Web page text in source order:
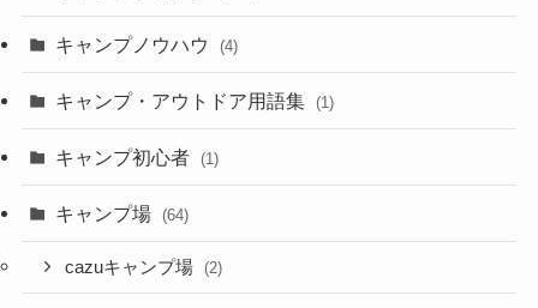
キャンプノウハウ (4)
キャンプ・アウトドア用語集 (1)
キャンプ初心者 (1)
キャンプ場 (64)
cazuキャンプ場 (2)